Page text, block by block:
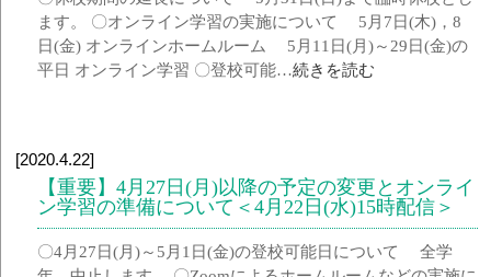
ます。 〇オンライン学習の実施について 5月7日(木)，8
日(金) オンラインホームルーム 5月11日(月)～29日(金)の
平日 オンライン学習 〇登校可能…続きを読む
[2020.4.22]
【重要】4月27日(月)以降の予定の変更とオンライ
ン学習の準備について＜4月22日(水)15時配信＞
〇4月27日(月)～5月1日(金)の登校可能日について 全学